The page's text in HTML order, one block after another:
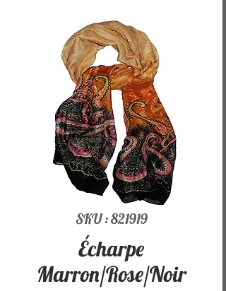
SKU : 821919
Écharpe
Marron/Rose/Noir